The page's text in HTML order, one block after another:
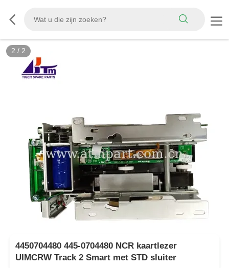
2 / 2
4450704480 445-0704480 NCR kaartlezer
UIMCRW Track 2 Smart met STD sluiter